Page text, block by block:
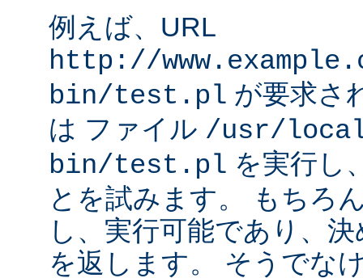
例えば、URL
http://
bin/test.pl が要求さ
は ファイル /usr/
bin/test.pl を実行し
とを試みます。 もちろ
し、実行可能であり、
を返します。 そうでな